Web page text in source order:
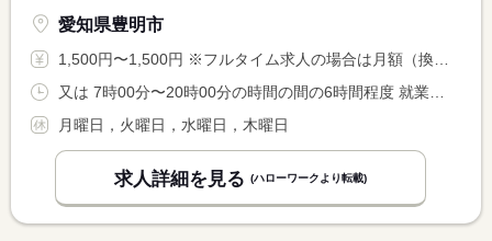
愛知県豊明市
1,500円〜1,500円 ※フルタイム求人の場合は月額（換算額）、パート求人の場合は時間額を表示しています。
月曜日，火曜日，水曜日，木曜日
求人詳細を見る (ハローワークより転載)